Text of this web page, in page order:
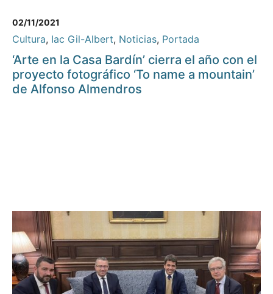
02/11/2021
Cultura, Iac Gil-Albert, Noticias, Portada
‘Arte en la Casa Bardín’ cierra el año con el
proyecto fotográfico ‘To name a mountain’
de Alfonso Almendros